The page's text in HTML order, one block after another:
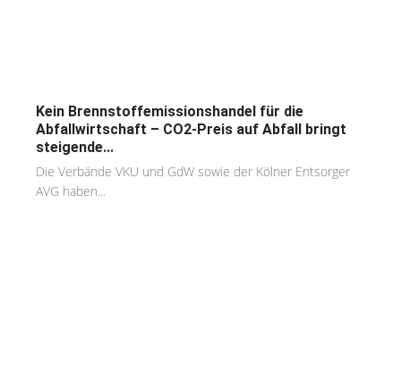
Kein Brennstoffemissionshandel für die
Abfallwirtschaft – CO2-Preis auf Abfall bringt
steigende...
Die Verbände VKU und GdW sowie der Kölner Entsorger
AVG haben...